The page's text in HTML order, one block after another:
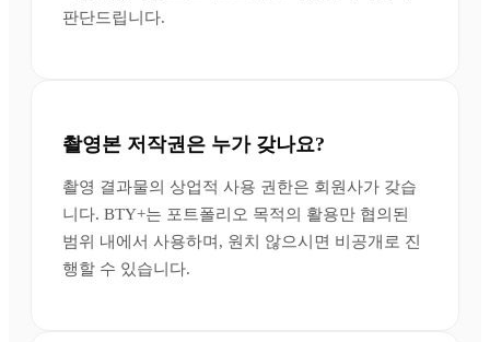
판단드립니다.
촬영본 저작권은 누가 갖나요?
촬영 결과물의 상업적 사용 권한은 회원사가 갖습
니다. BTY+는 포트폴리오 목적의 활용만 협의된
범위 내에서 사용하며, 원치 않으시면 비공개로 진
행할 수 있습니다.